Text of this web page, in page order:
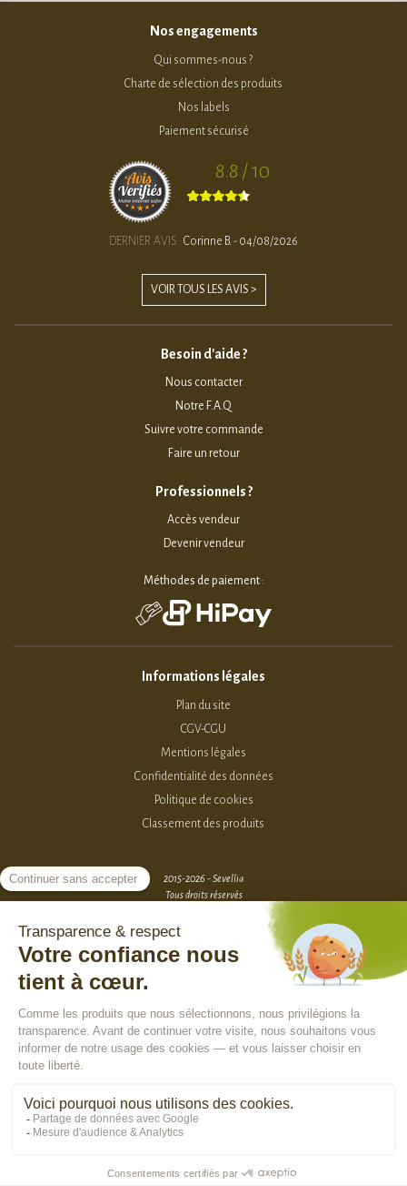
Nos engagements
Qui sommes-nous ?
Charte de sélection des produits
Nos labels
Paiement sécurisé
8.8 / 10
DERNIER AVIS : Corinne B. - 04/08/2026
VOIR TOUS LES AVIS >
Besoin d'aide ?
Nous contacter
Notre F.A.Q
Suivre votre commande
Faire un retour
Professionnels ?
Accès vendeur
Devenir vendeur
Méthodes de paiement :
Informations légales
Plan du site
CGV-CGU
Mentions légales
Confidentialité des données
Politique de cookies
Classement des produits
2015-2026 - Sevellia
Tous droits réservés
ACCÈS VENDEURS
CONTACTEZ-NOUS
SE CONNECTER
Rejoindre la communauté :
vous assurer une utilisation optimale de notre site Internet, réaliser des
statistiques de visite, vous proposer des services, des offres et des